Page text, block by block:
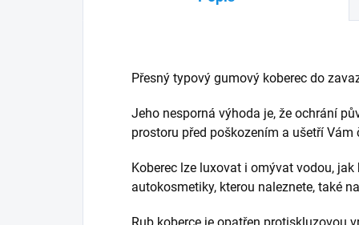
Přesný typový gumový koberec do
Jeho nesporná výhoda je, že ochrání
prostoru před poškozením a ušetří
Koberec lze luxovat i omývat vodou,
autokosmetiky, kterou naleznete, také